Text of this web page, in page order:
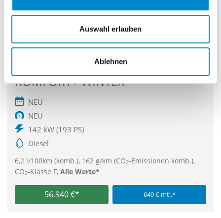
Auswahl erlauben
Ablehnen
Škoda KODIAQ SPORTLINE 4X4
AHK NAV+ ASSISTENZ+
KOMFORT+ WINTER
NEU
NEU
142 kW (193 PS)
Diesel
6,2 l/100km (komb.), 162 g/km (CO2-Emissionen komb.),
CO2-Klasse F, Alle Werte*
56.940 €* 649 € mtl.*